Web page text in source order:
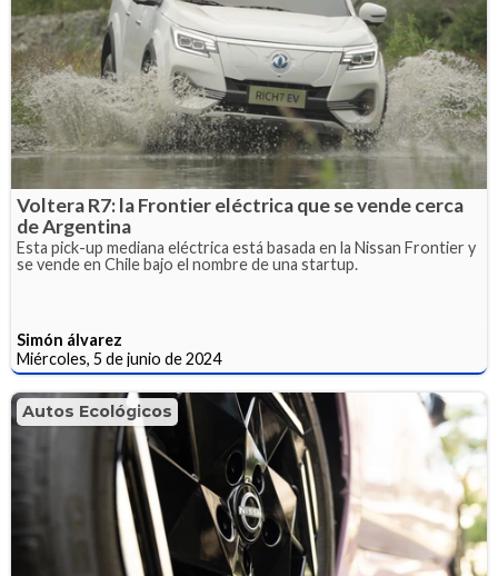
Voltera R7: la Frontier eléctrica que se vende cerca
de Argentina
Esta pick-up mediana eléctrica está basada en la Nissan Frontier y
se vende en Chile bajo el nombre de una startup.
Simón álvarez
Miércoles, 5 de junio de 2024
Autos Ecológicos